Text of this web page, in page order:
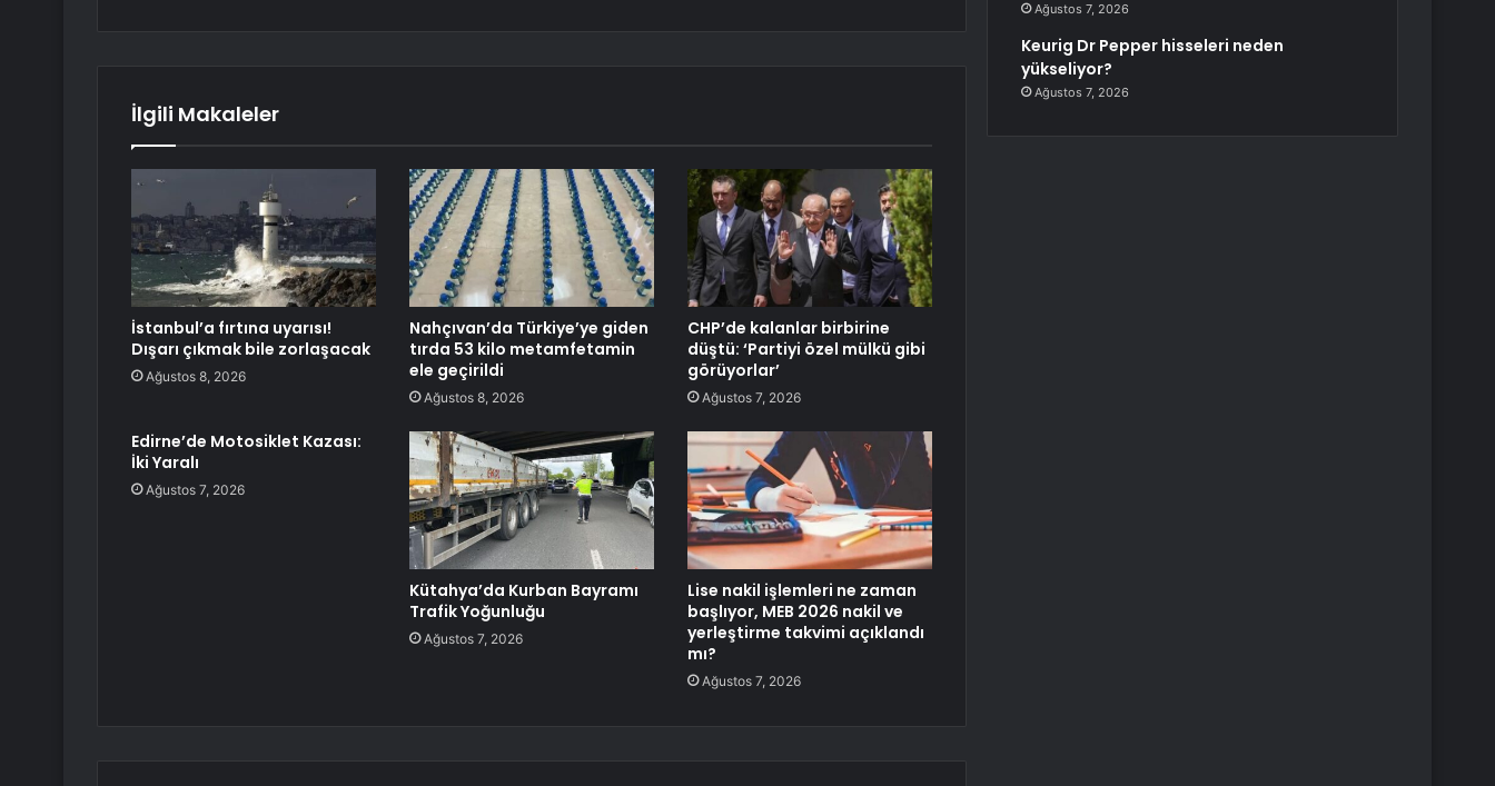
İlgili Makaleler
İstanbul’a fırtına uyarısı!
Dışarı çıkmak bile zorlaşacak
Ağustos 8, 2026
Nahçıvan’da Türkiye’ye giden
tırda 53 kilo metamfetamin
ele geçirildi
Ağustos 8, 2026
CHP’de kalanlar birbirine
düştü: ‘Partiyi özel mülkü gibi
görüyorlar’
Ağustos 7, 2026
Edirne’de Motosiklet Kazası:
İki Yaralı
Ağustos 7, 2026
Kütahya’da Kurban Bayramı
Trafik Yoğunluğu
Ağustos 7, 2026
Lise nakil işlemleri ne zaman
başlıyor, MEB 2026 nakil ve
yerleştirme takvimi açıklandı
mı?
Ağustos 7, 2026
Ağustos 7, 2026
Keurig Dr Pepper hisseleri neden
yükseliyor?
Ağustos 7, 2026